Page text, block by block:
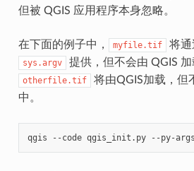
但被 QGIS 应用程序本身忽略。
在下面的例子中， myfile.tif 将通
sys.argv 提供，但不会由 QGIS 加
otherfile.tif 将由QGIS加载，但
中。
qgis --code qgis_init.py --py-args